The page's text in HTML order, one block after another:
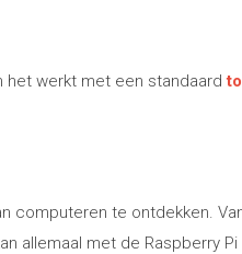
het werkt met een standaard
computeren te ontdekken.
allemaal met de Raspberry Pi